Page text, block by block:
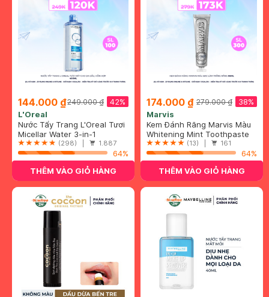
144.000 ₫ 42%
249.000 ₫
L'Oreal
Nước Tẩy Trang L'Oreal Tươi
Mát Cho Da Dầu, Hỗn Hợp
400ml
Micellar Water 3-in-1
Refreshing Even For
Sensitive Skin
(298) | 1.887
64%
THÊM VÀO GIỎ HÀNG
174.000 ₫ 38%
279.000 ₫
Marvis
Kem Đánh Răng Marvis Màu
Bạc Làm Trắng Răng 85ml
Whitening Mint Toothpaste
(13) | 161
64%
THÊM VÀO GIỎ HÀNG